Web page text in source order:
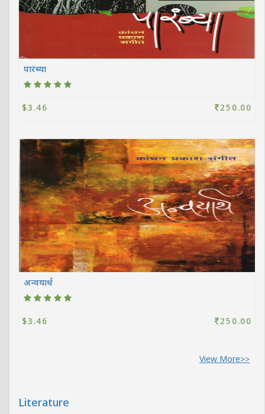
पारंब्या
$3.46 250.00
अन्वयार्थ
$3.46 250.00
View More>>
Literature